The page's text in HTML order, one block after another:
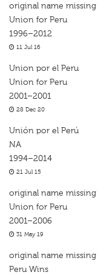
original name missing
Union for Peru
1996–2012
11 Jul 16
Union por el Peru
Union for Peru
2001–2001
28 Dec 20
Unión por el Perú
NA
1994–2014
21 Jul 15
original name missing
Union for Peru
2001–2006
31 May 19
original name missing
Peru Wins